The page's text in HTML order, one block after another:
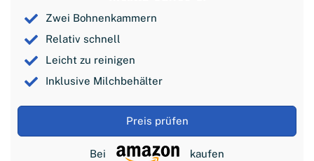
Zwei Bohnenkammern
Relativ schnell
Leicht zu reinigen
Inklusive Milchbehälter
Preis prüfen
Bei kaufen